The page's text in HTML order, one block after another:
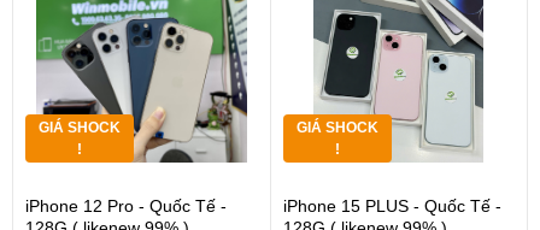
GIÁ SHOCK
!
iPhone 12 Pro - Quốc Tế -
GIÁ SHOCK
!
iPhone 15 PLUS - Quốc Tế -